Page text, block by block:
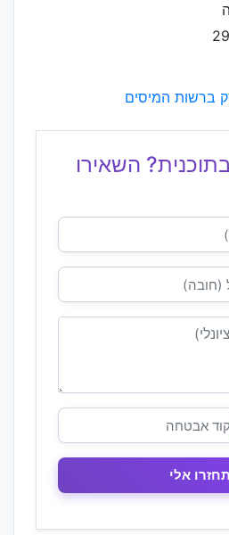
ברשות המיסים
בתוכנית? השאירו